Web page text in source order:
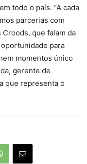
todo o país. “A cada
parcerias com
que falam da
para
momentos único
gerente de
que representa o